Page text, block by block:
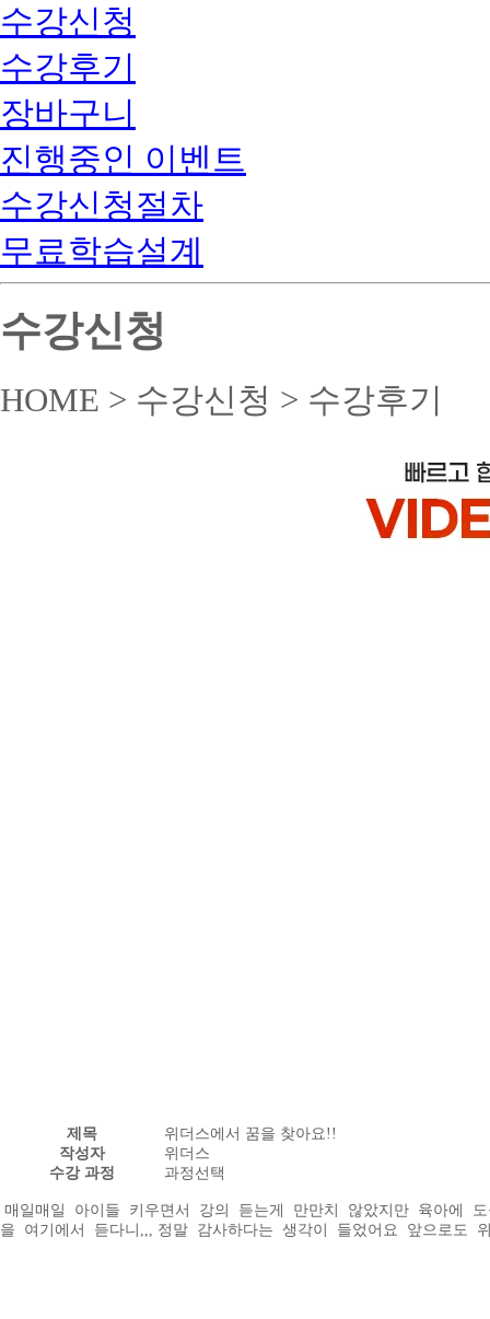
수강신청
수강후기
장바구니
진행중인 이벤트
수강신청절차
무료학습설계
수강신청
HOME > 수강신청 > 수강후기
제목
위더스에서 꿈을 찾아요!!
작성자
위더스
수강 과정
과정선택
매일매일 아이들 키우면서 강의 듣는게 만만치 않았지만 육아에
을 여기에서 듣다니,,, 정말 감사하다는 생각이 들었어요 앞으로도